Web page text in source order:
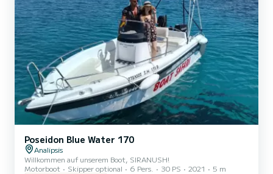
Poseidon Blue Water 170
Analipsis
Willkommen auf unserem Boot, SIRANUSH!
Motorboot
Skipper optional 6 Pers. 30 PS 2021
5 m